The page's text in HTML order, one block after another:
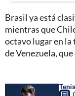
Brasil ya está
mientras que
octavo lugar en la
de Venezuela,
Tenis